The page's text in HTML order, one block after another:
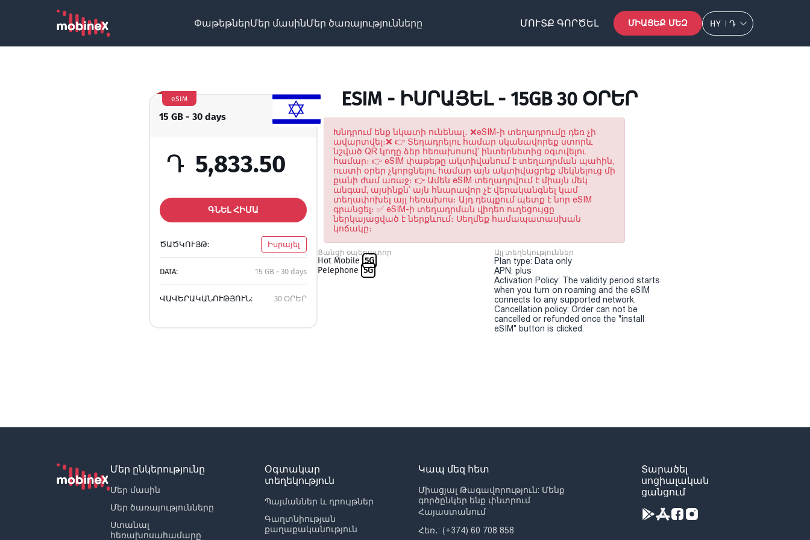
ՓաթեթներՄեր մասինՄեր ծառայությունները ՄՈՒՏՔ ԳՈՐԾԵԼ ՄԻԱՑԵՔ ՄԵԶ HY Դ
15 GB - 30 days
eSIM
Դ 5,833.50
ԳՆԵԼ ՀԻՄԱ
ԾԱԾԿՈՒՅԹ: Իսրայել
DATA: 15 GB - 30 days
ՎԱՎԵՐԱԿԱՆՈՒԹՅՈՒՆ: 30 ՕՐԵՐ
ESIM - ԻՍՐԱՅԵԼ - 15GB 30 ՕՐԵՐ
Խնդրում ենք նկատի ունենալ․ ❌eSIM-ի տեղադրումը դեռ չի
ավարտվել։❌ 👉 Տեղադրելու համար սկանավորեք ստորև
նշված QR կոդը ձեր հեռախոսով՝ ինտերնետից օգտվելու
համար։ 👉 eSIM փաթեթը ակտիվանում է տեղադրման պահին,
ուստի օրեր չկորցնելու համար այն ակտիվացրեք մեկնելուց մի
քանի ժամ առաջ։ 👉 Ամեն eSIM տեղադրվում է միայն մեկ
անգամ, այսինքն՝ այն հնարավոր չէ վերականգնել կամ
տեղափոխել այլ հեռախոս։ Այդ դեպքում պետք է նոր eSIM
գրանցել։ ✅ eSIM-ի տեղադրման վիդեո ուղեցույցը
ներկայացված է ներքևում։ Սեղմեք համապատասխան
կոճակը։
Ցանցի օպերատոր
Hot Mobile 5G
Pelephone 5G
Այլ տեղեկություններ
Plan type: Data only
APN: plus
Activation Policy: The validity period starts
when you turn on roaming and the eSIM
connects to any supported network.
Cancellation policy: Order can not be
cancelled or refunded once the "install
eSIM" button is clicked.
Մեր ընկերությունը
Մեր մասին
Մեր ծառայությունները
Ստանալ
հեռախոսահամարը
Օգտակար
տեղեկություն
Պայմաններ և դրույթներ
Գաղտնիության
քաղաքականություն
Կապ մեզ հետ
Միացյալ Թագավորություն: Մենք
գործընկեր ենք փնտրում
Հայաստանում
Հեռ․: (+374) 60 708 858
Տարածել
սոցիալական
ցանցում